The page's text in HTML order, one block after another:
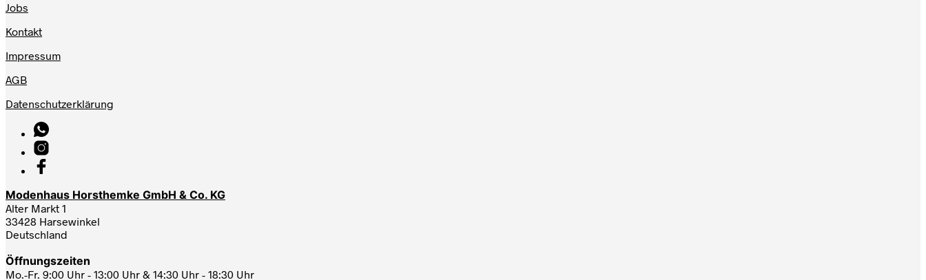
Jobs
Kontakt
Impressum
AGB
Datenschutzerklärung
Modenhaus Horsthemke GmbH & Co. KG
Alter Markt 1
33428 Harsewinkel
Deutschland
Öffnungszeiten
Mo.-Fr. 9:00 Uhr - 13:00 Uhr & 14:30 Uhr - 18:30 Uhr